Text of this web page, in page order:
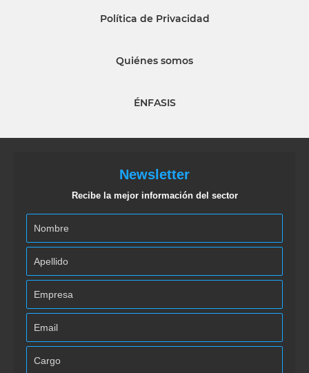
Política de Privacidad
Quiénes somos
ÉNFASIS
Newsletter
Recibe la mejor información del sector